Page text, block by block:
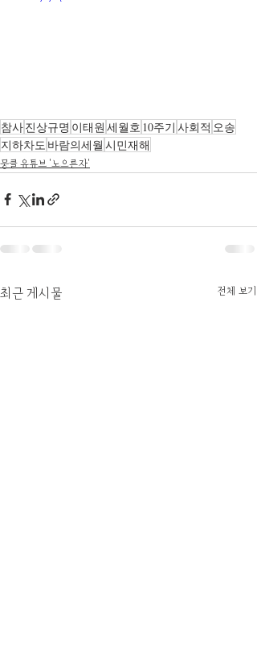
참사진상규명 이태원 세월호 10주기 사회적 오송
지하차도 바람의세월 시민재해
뭉클 유튜브 '노으른자'
최근 게시물 전체 보기